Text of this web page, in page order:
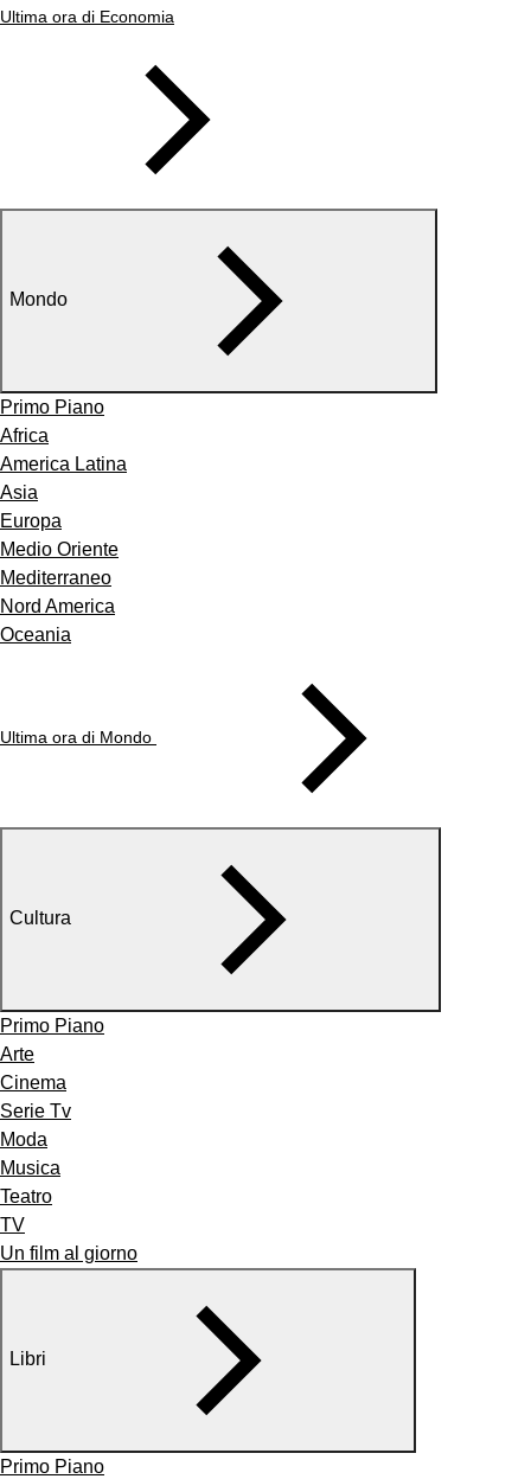
Ultima ora di Economia
Mondo
Primo Piano
Africa
America Latina
Asia
Europa
Medio Oriente
Mediterraneo
Nord America
Oceania
Ultima ora di Mondo
Cultura
Primo Piano
Arte
Cinema
Serie Tv
Moda
Musica
Teatro
TV
Un film al giorno
Libri
Primo Piano